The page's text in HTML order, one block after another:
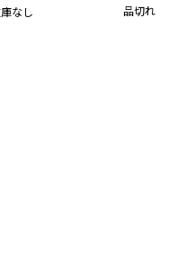
なし 品切れ